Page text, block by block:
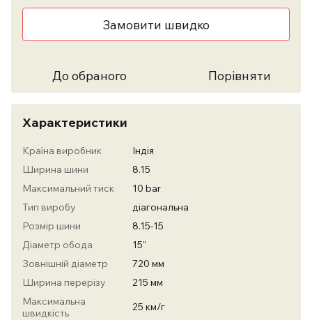
Замовити швидко
До обраного Порівняти
Характеристики
Країна виробник
Індія
Ширина шини
8.15
Максимальний тиск
10 bar
Тип виробу
діагональна
Розмір шини
8.15-15
Діаметр обода
15"
Зовнішній діаметр
720 мм
Ширина перерізу
215 мм
Максимальна
швидкість
25 км/г